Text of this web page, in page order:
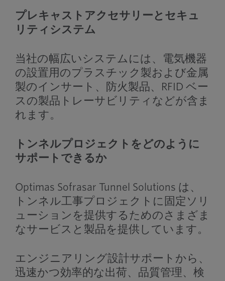
プレキャストアクセサリーとセキュ
リティシステム
当社の幅広いシステムには、電気機器
の設置用のプラスチック製および金属
製のインサート、防火製品、RFID ベー
スの製品トレーサビリティなどが含ま
れます。
トンネルプロジェクトをどのように
サポートできるか
Optimas Sofrasar Tunnel Solutions は、
トンネル工事プロジェクトに固定ソリ
ューションを提供するためのさまざま
なサービスと製品を提供しています。
エンジニアリング設計サポートから、
迅速かつ効率的な出荷、品質管理、検